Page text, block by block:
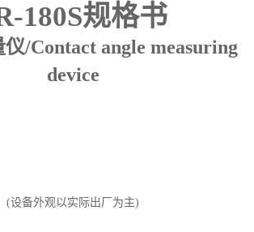
180S规格书
仪/Contact angle measuring
device
(设备外观以 实际出厂为主)